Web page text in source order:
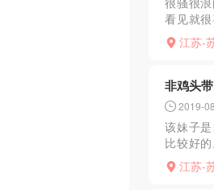
看见就
澡的时
错，胸
江苏-
非鸡头
2019-
该妹子
比较好
路，联
纸一张
江苏-